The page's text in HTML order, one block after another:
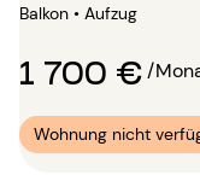
Balkon • Aufzug
1 700 €/
Wohnung nicht